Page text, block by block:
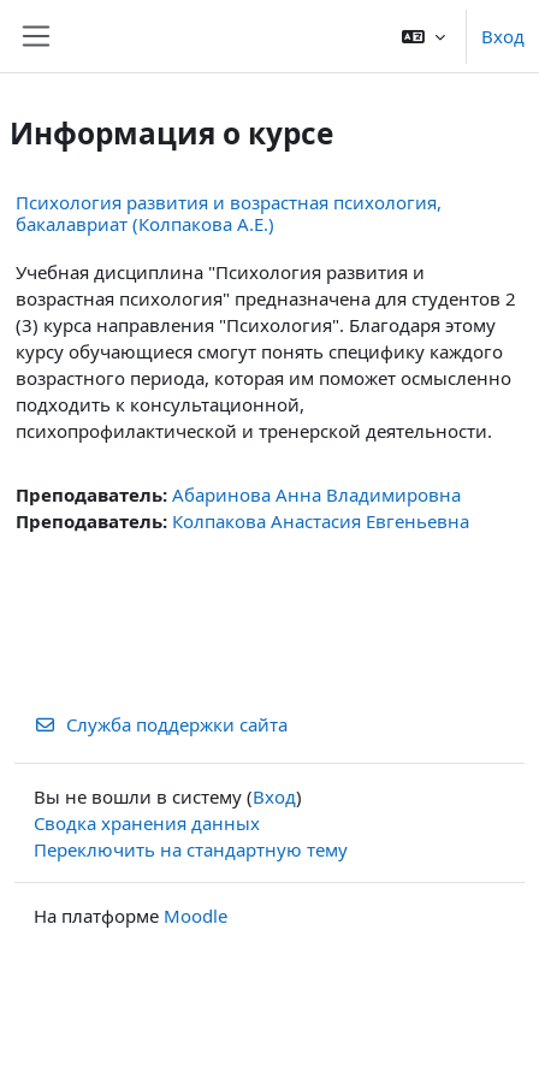
Вход
Информация о курсе
Психология развития и возрастная психология,
бакалавриат (Колпакова А.Е.)
Учебная дисциплина "Психология развития и
возрастная психология" предназначена для студентов 2
(3) курса направления "Психология". Благодаря этому
курсу обучающиеся смогут понять специфику каждого
возрастного периода, которая им поможет осмысленно
подходить к консультационной,
психопрофилактической и тренерской деятельности.
Преподаватель: Абаринова Анна Владимировна
Преподаватель: Колпакова Анастасия Евгеньевна
Служба поддержки сайта
Вы не вошли в систему (Вход)
Сводка хранения данных
Переключить на стандартную тему
На платформе Moodle